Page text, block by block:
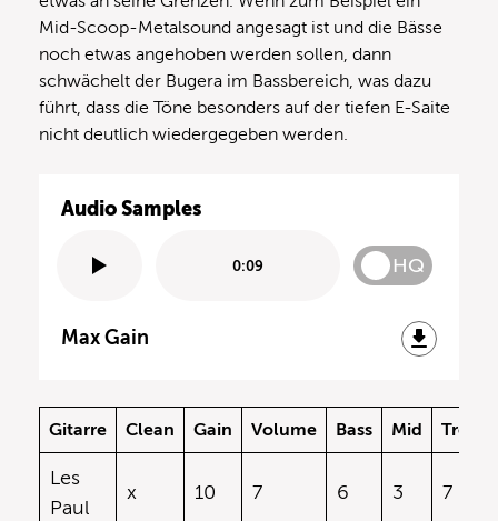
Mid-Scoop-Metalsound angesagt ist und die Bässe
noch etwas angehoben werden sollen, dann
schwächelt der Bugera im Bassbereich, was dazu
führt, dass die Töne besonders auf der tiefen E-Saite
nicht deutlich wiedergegeben werden.
Audio Samples
0:09 HQ
Max Gain
Gitarre Clean Gain Volume Bass Mid Treble
Les
Paul
x 10 7 6 3 7